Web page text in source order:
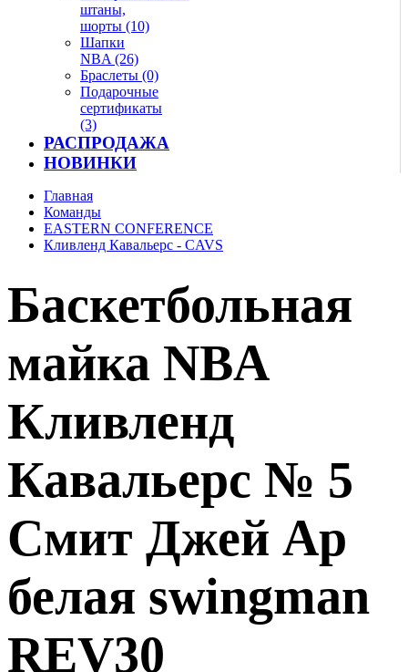
штаны,
шорты (10)
Шапки
NBA (26)
Браслеты (0)
Подарочные
сертификаты
(3)
РАСПРОДАЖА
НОВИНКИ
Главная
Команды
EASTERN CONFERENCE
Кливленд Кавальерс - CAVS
Баскетбольная
майка NBA
Кливленд
Кавальерс № 5
Смит Джей Ар
белая swingman
REV30